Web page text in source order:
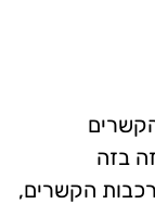
בזה
הקשרים,